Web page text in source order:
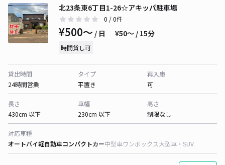
北23条東6丁目1-26☆アキッパ駐車場
0 / 0件
¥500〜 / 日 ¥50〜 / 15分
時間貸し可
貸出時間
24時間営業
タイプ
平置き
再入庫
可
長さ
430cm 以下
車幅
230cm 以下
高さ
制限なし
対応車種
オートバイ軽自動車コンパクトカー中型車ワンボックス大型車・SUV